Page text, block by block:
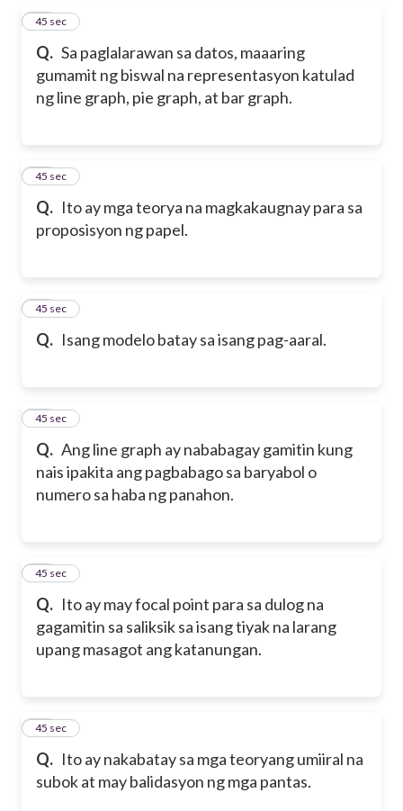
Q. Sa paglalarawan sa datos, maaaring
gumamit ng biswal na representasyon katulad
ng line graph, pie graph, at bar graph.
34
45 sec
Q. Ito ay mga teorya na magkakaugnay para sa
proposisyon ng papel.
35
45 sec
Q. Isang modelo batay sa isang pag-aaral.
36
45 sec
Q. Ang line graph ay nababagay gamitin kung
nais ipakita ang pagbabago sa baryabol o
numero sa haba ng panahon.
37
45 sec
Q. Ito ay may focal point para sa dulog na
gagamitin sa saliksik sa isang tiyak na larang
upang masagot ang katanungan.
38
45 sec
Q. Ito ay nakabatay sa mga teoryang umiiral na
subok at may balidasyon ng mga pantas.
39
45 sec